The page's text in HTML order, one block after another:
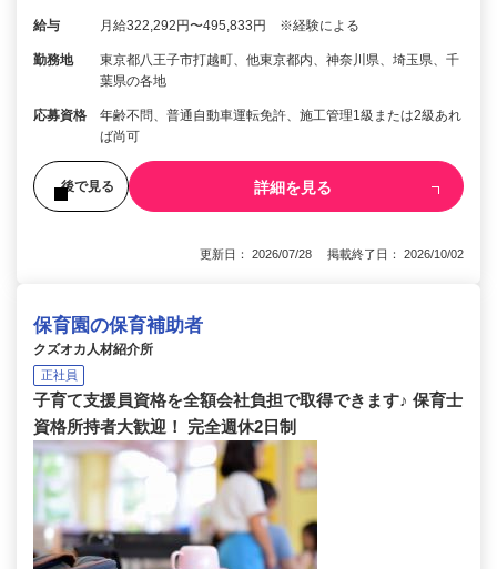
給与 月給322,292円〜495,833円 ※経験による
勤務地
東京都八王子市打越町、他東京都内、神奈川県、埼玉県、千
葉県の各地
応募資格
年齢不問、普通自動車運転免許、施工管理1級または2級あれ
ば尚可
後で見る 詳細を見る
更新日： 2026/07/28 掲載終了日： 2026/10/02
保育園の保育補助者
クズオカ人材紹介所
正社員
子育て支援員資格を全額会社負担で取得できます♪ 保育士
資格所持者大歓迎！ 完全週休2日制